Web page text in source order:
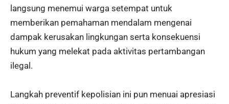
langsung menemui warga setempat untuk
memberikan pemahaman mendalam mengenai
dampak kerusakan lingkungan serta konsekuensi
hukum yang melekat pada aktivitas pertambangan
ilegal.
Langkah preventif kepolisian ini pun menuai apresiasi